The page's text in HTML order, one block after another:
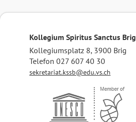
Kollegium Spiritus Sanctus Brig
Kollegiumsplatz 8, 3900 Brig
Telefon 027 607 40 30
sekretariat.kssb@edu.vs.ch